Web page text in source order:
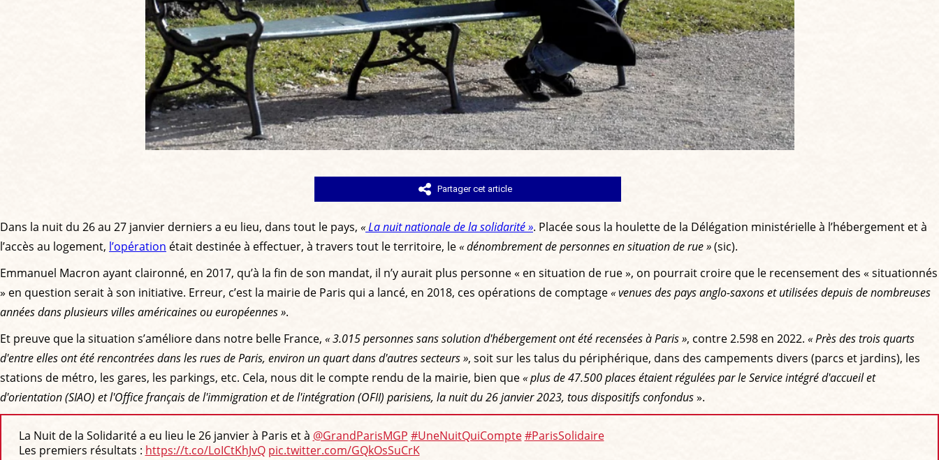
Partager cet article
Dans la nuit du 26 au 27 janvier derniers a eu lieu, dans tout le pays, «La nuit nationale de la solidarité ». Placée sous la houlette de la Délégation ministérielle à l’hébergement et à
l’accès au logement, l’opération était destinée à effectuer, à travers tout le territoire, le« dénombrement de personnes en situation de rue »(sic).
Emmanuel Macron ayant claironné, en 2017, qu’à la fin de son mandat, il n’y aurait plus personne « en situation de rue », on pourrait croire que le recensement des « situationnés
» en question serait à son initiative. Erreur, c’est la mairie de Paris qui a lancé, en 2018, ces opérations de comptage« venues des pays anglo-saxons et utilisées depuis de nombreuses
années dans plusieurs villes américaines ou européennes ».
Et preuve que la situation s’améliore dans notre belle France, « 3.015 personnes sans solution d'hébergement ont été recensées à Paris », contre 2.598 en 2022. « Près des trois quarts
d'entre elles ont été rencontrées dans les rues de Paris, environ un quart dans d'autres secteurs », soit sur les talus du périphérique, dans des campements divers (parcs et jardins), les
stations de métro, les gares, les parkings, etc. Cela, nous dit le compte rendu de la mairie, bien que« plus de 47.500 places étaient régulées par le Service intégré d'accueil et
d'orientation (SIAO) et l'Office français de l'immigration et de l'intégration (OFII) parisiens, la nuit du 26 janvier 2023, tous dispositifs confondus».
La Nuit de la Solidarité a eu lieu le 26 janvier à Paris et à @GrandParisMGP #UneNuitQuiCompte #ParisSolidaire
Les premiers résultats : https://t.co/LoICtKhJvQ pic.twitter.com/GQkOsSuCrK